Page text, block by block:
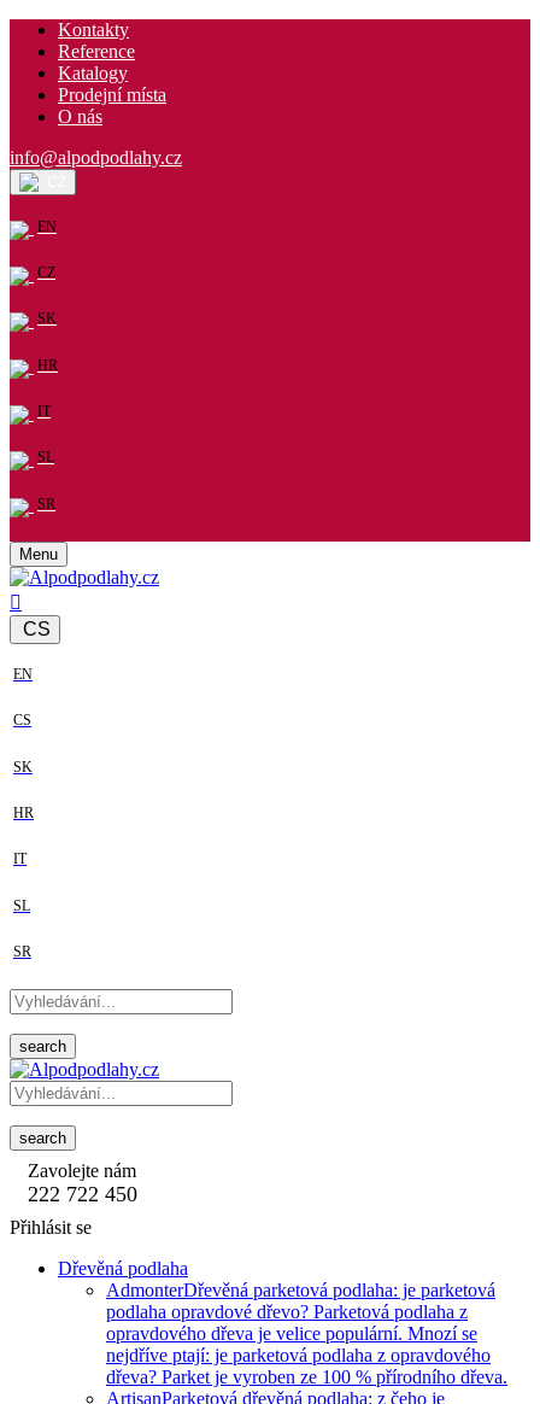
Kontakty
Reference
Katalogy
Prodejní místa
O nás
info@alpodpodlahy.cz
EN
CZ
SK
HR
IT
SL
SR
Menu
CS
EN
CS
SK
HR
IT
SL
SR
search
search
Zavolejte nám
222 722 450
Přihlásit se
Dřevěná podlaha
AdmonterDřevěná parketová podlaha: je parketová
podlaha opravdové dřevo? Parketová podlaha z
opravdového dřeva je velice populární. Mnozí se
nejdříve ptají: je parketová podlaha z opravdového
dřeva? Parket je vyroben ze 100 % přírodního dřeva.
ArtisanParketová dřevěná podlaha: z čeho je